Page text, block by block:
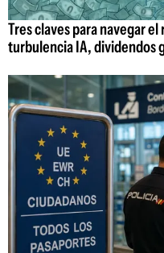
Tres claves para navegar
turbulencia IA, dividendos